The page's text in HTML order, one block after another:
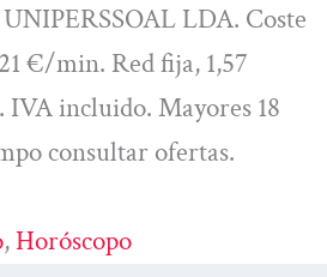
LDA. Coste
€/min. Red fija, 1,57
incluido. Mayores 18
consultar ofertas.
, Horóscopo